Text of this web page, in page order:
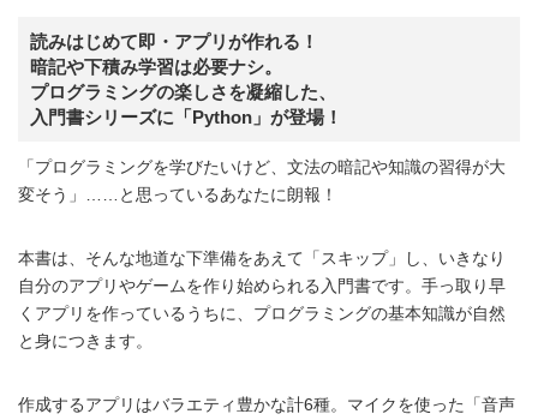
読みはじめて即・アプリが作れる！
暗記や下積み学習は必要ナシ。
プログラミングの楽しさを凝縮した、
入門書シリーズに「Python」が登場！
「プログラミングを学びたいけど、文法の暗記や知識の習得が大
変そう」……と思っているあなたに朗報！
本書は、そんな地道な下準備をあえて「スキップ」し、いきなり
自分のアプリやゲームを作り始められる入門書です。手っ取り早
くアプリを作っているうちに、プログラミングの基本知識が自然
と身につきます。
作成するアプリはバラエティ豊かな計6種。マイクを使った「音声